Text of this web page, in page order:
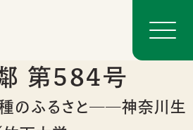
第584号
種のふるさと――神奈川生